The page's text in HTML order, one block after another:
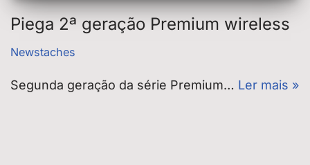
Piega 2ª geração Premium wireless
Newstaches
Segunda geração da série Premium… Ler mais »